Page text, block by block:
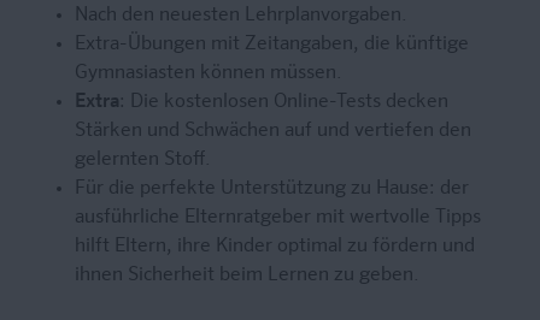
Nach den neuesten Lehrplanvorgaben.
Extra-Übungen mit Zeitangaben, die künftige
Gymnasiasten können müssen.
Extra: Die kostenlosen Online-Tests decken
Stärken und Schwächen auf und vertiefen den
gelernten Stoff.
Für die perfekte Unterstützung zu Hause: der
ausführliche Elternratgeber mit wertvolle Tipps
hilft Eltern, ihre Kinder optimal zu fördern und
ihnen Sicherheit beim Lernen zu geben.